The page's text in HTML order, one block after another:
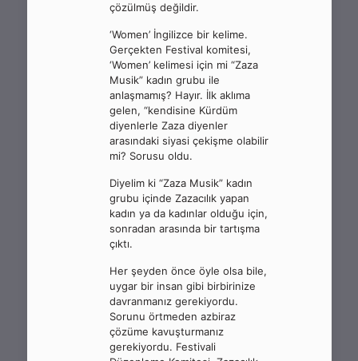
çözülmüş değildir.
‘Women’ İngilizce bir kelime.
Gerçekten Festival komitesi,
‘Women’ kelimesi için mi “Zaza
Musik” kadın grubu ile
anlaşmamış? Hayır. İlk aklıma
gelen, “kendisine Kürdüm
diyenlerle Zaza diyenler
arasındaki siyasi çekişme olabilir
mi? Sorusu oldu.
Diyelim ki “Zaza Musik” kadın
grubu içinde Zazacılık yapan
kadın ya da kadınlar olduğu için,
sonradan arasında bir tartışma
çıktı.
Her şeyden önce öyle olsa bile,
uygar bir insan gibi birbirinize
davranmanız gerekiyordu.
Sorunu örtmeden azbiraz
çözüme kavuşturmanız
gerekiyordu. Festivali